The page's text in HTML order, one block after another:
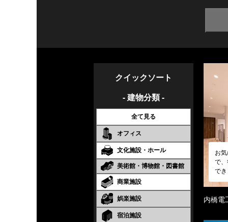
クイックソート
- 建物分類 -
全て見る
オフィス
文化施設・ホール
美術館・博物館・図書館
商業施設
娯楽施設
宿泊施設
お
で
で
内橋電